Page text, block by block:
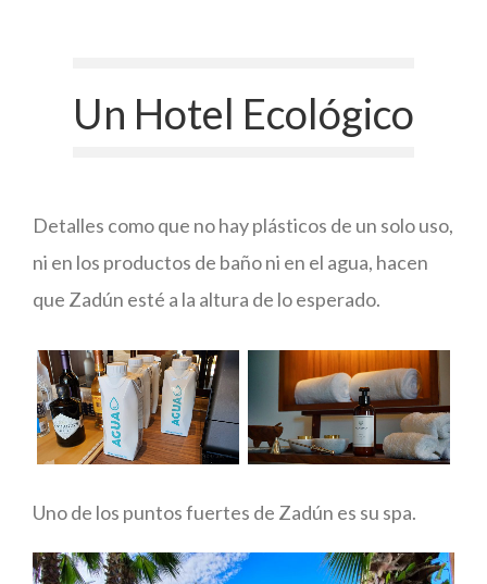
Un Hotel Ecológico
Detalles como que no hay plásticos de un solo uso,
ni en los productos de baño ni en el agua, hacen
que Zadún esté a la altura de lo esperado.
Uno de los puntos fuertes de Zadún es su spa.